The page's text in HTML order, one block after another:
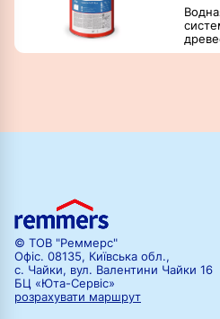
© ТОВ "Реммерс"
Офіс. 08135, Київська обл.,
с. Чайки, вул. Валентини Чайки 16
БЦ «Юта-Сервіс»
розрахувати маршрут